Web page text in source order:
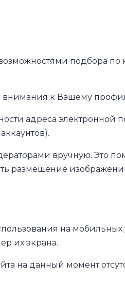
подбора по
внимания к Вашему
адреса электронной
вручную. Это
размещение
на мобильных
их экрана.
на данный момент